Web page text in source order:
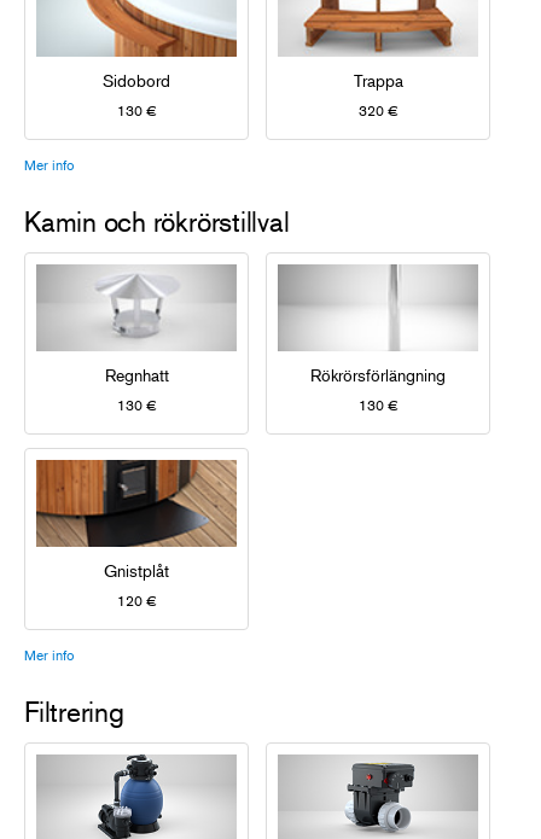
Sidobord
130 €
Trappa
320 €
Mer info
Kamin och rökrörstillval
Regnhatt
130 €
Rökrörsförlängning
130 €
Gnistplåt
120 €
Mer info
Filtrering